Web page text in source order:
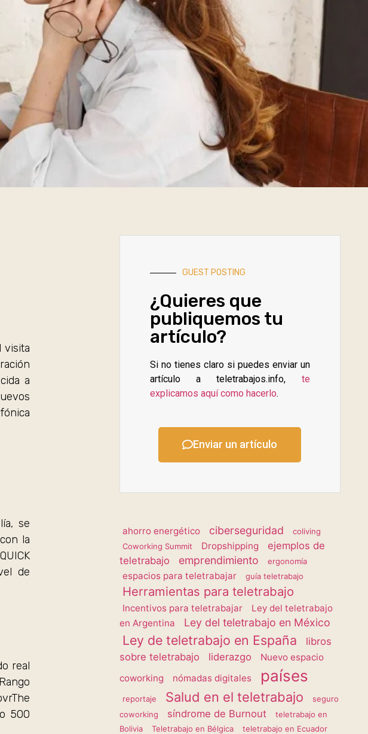
visita
a
se
la
de
real
500
GUEST POSTING
¿Quieres que
publiquemos tu
artículo?
Si no tienes claro si puedes enviar un
artículo a teletrabajos.info, te
explicamos aquí como hacerlo.
Enviar un artículo
ahorro energético ciberseguridad
coliving
Coworking Summit
Dropshipping
ejemplos de
teletrabajo
emprendimiento ergonomía
espacios para teletrabajar guía teletrabajo
Herramientas para teletrabajo
Incentivos para teletrabajar
Ley del teletrabajo
en Argentina
Ley del teletrabajo en México
Ley de teletrabajo en España
libros
sobre teletrabajo
liderazgo
Nuevo espacio
coworking
nómadas digitales países
reportaje Salud en el teletrabajo
seguro
coworking
síndrome de Burnout
teletrabajo en
Bolivia
Teletrabajo en Bélgica teletrabajo en Ecuador